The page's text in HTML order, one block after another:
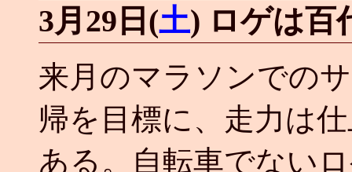
3月29日(土) ロゲは百
来月のマラソンでの
帰を目標に、走力は
ある。自転車でない